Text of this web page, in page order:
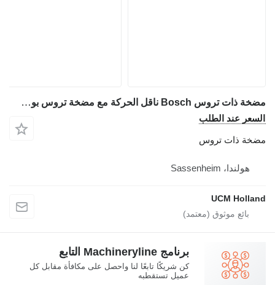
مضخة ذات تروس Bosch ناقل الحركة مع مضخة تروس بوش لـ الرافعات (الأوناش)
السعر عند الطلب
مضخة ذات تروس
هولندا، Sassenheim
UCM Holland
برنامج Machineryline التابع
كن شريكًا تابعًا لنا واحصل على مكافأة مقابل كل
عميل تستقطبه